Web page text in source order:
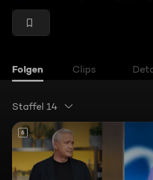
Folgen Clips
Staffel 14
6